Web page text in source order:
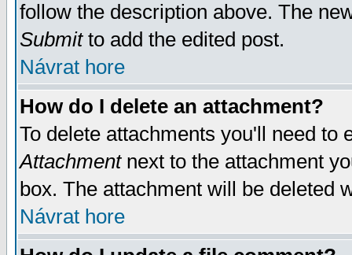
follow the description above. The
Submitto add the edited post.
Návrat hore
How do I delete an attachment?
To delete attachments you'll need
Attachmentnext to the attachment
box. The attachment will be deleted
Návrat hore